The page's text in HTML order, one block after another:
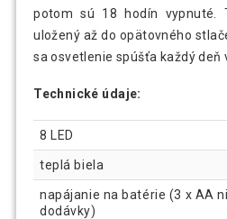
potom sú 18 hodín vypnuté.
uložený až do opätovného
sa osvetlenie spúšťa každý deň
Technické údaje:
8 LED
teplá biela
napájanie na batérie (3 x AA
dodávky)